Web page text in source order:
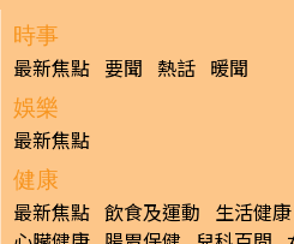
時事
最新焦點 要聞 熱話 暖聞
娛樂
最新焦點
健康
最新焦點 飲食及運動 生活健康